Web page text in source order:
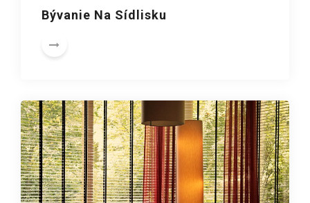
Bývanie Na Sídlisku